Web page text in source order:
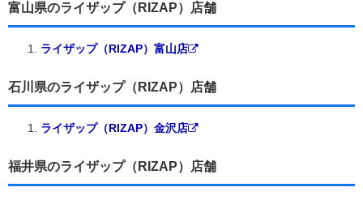
富山県のライザップ（RIZAP）店舗
ライザップ（RIZAP）富山店
石川県のライザップ（RIZAP）店舗
ライザップ（RIZAP）金沢店
福井県のライザップ（RIZAP）店舗